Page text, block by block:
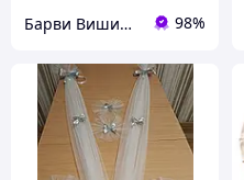
Барви Вишивки 98%